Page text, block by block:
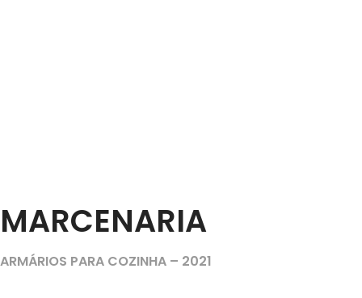
MARCENARIA
ARMÁRIOS PARA COZINHA – 2021